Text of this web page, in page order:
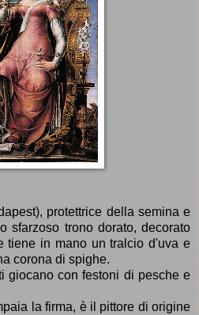
protettrice della semina e
sfarzoso trono dorato, decorato
in mano un tralcio d'uva e
corona di spighe.
giocano con festoni di pesche e
la firma, è il pittore di origine